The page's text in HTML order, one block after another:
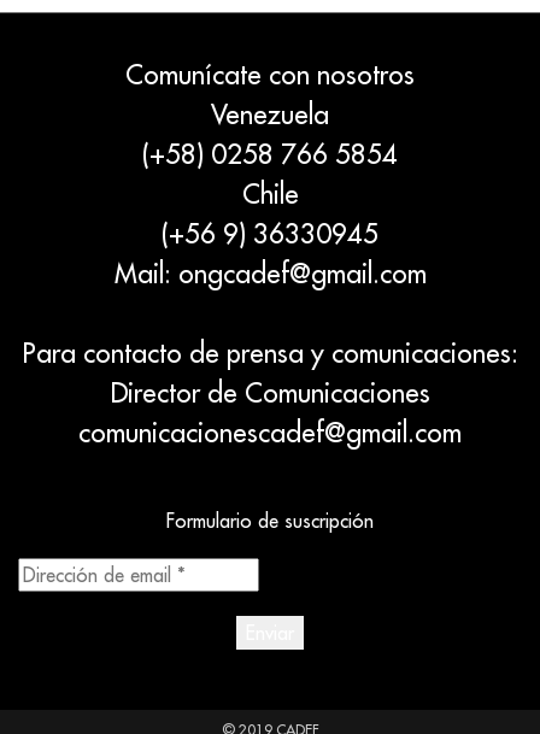
Comunícate con nosotros
Venezuela
(+58) 0258 766 5854
Chile
(+56 9) 36330945
Mail: ongcadef@gmail.com
Para contacto de prensa y comunicaciones:
Director de Comunicaciones
comunicacionescadef@gmail.com
Formulario de suscripción
email
*
© 2019 CADEF